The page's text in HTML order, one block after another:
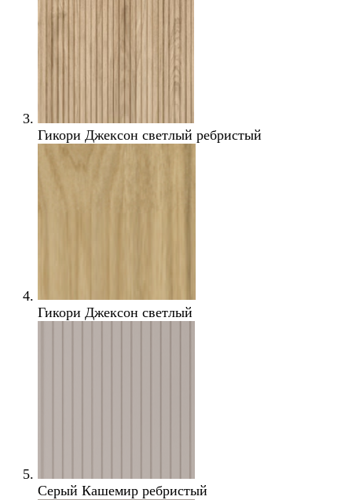
Гикори Джексон светлый ребристый
Гикори Джексон светлый
Серый Кашемир ребристый